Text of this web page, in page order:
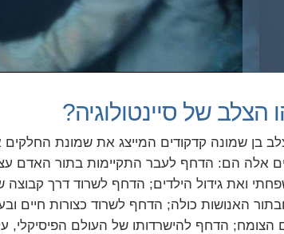
הצלב של סיינטולוגיה?
בן שמונה קדקודים המייצג את שמונת החלקים
אלה הם: הדחף לעבר התקיימות בתור האדם
ואת גידול הילדים; הדחף לשרוד דרך קבוצה
ובתור האנושות כולה; הדחף לשרוד כצורות חיים
הצומח; הדחף להישרדותו של העולם הפיסיקלי,